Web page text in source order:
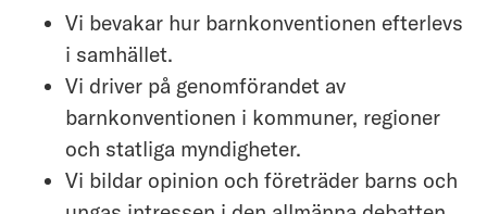
Vi bevakar hur barnkonventionen efterlevs
i samhället.
Vi driver på genomförandet av
barnkonventionen i kommuner, regioner
och statliga myndigheter.
Vi bildar opinion och företräder barns och